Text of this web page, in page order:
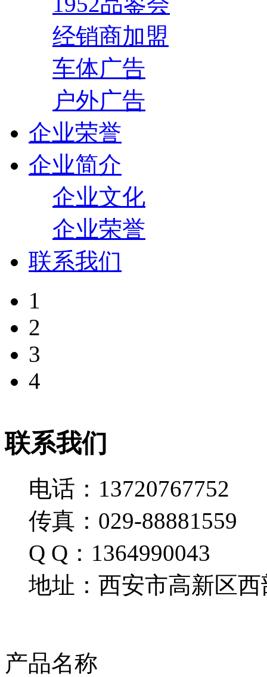
经销商加盟
车体广告
户外广告
企业荣誉
企业简介
企业文化
企业荣誉
联系我们
1
2
3
4
联系我们
电话：13720767752
传真：029-88881559
Q Q：1364990043
地址：西安市高新区西
产品名称